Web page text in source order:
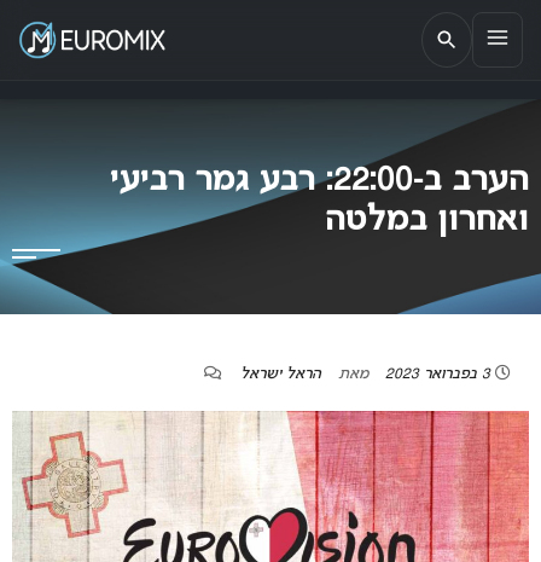
EUROMIX
אתר הבית של האירוויזיון בישראל
הערב ב-22:00: רבע גמר רביעי
ואחרון במלטה
3 בפברואר 2023 מאת הראל ישראל